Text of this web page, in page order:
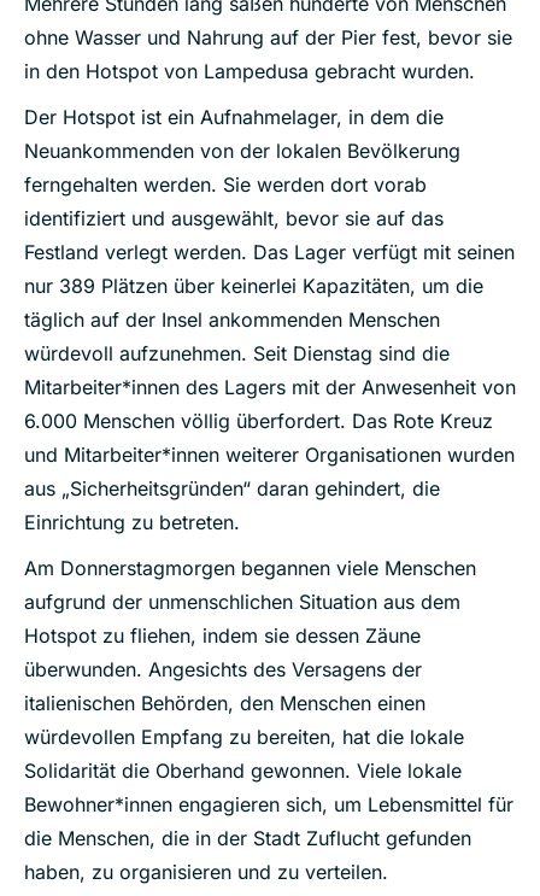
ohne Wasser und Nahrung auf der Pier fest, bevor sie
in den Hotspot von Lampedusa gebracht wurden.
Der Hotspot ist ein Aufnahmelager, in dem die
Neuankommenden von der lokalen Bevölkerung
ferngehalten werden. Sie werden dort vorab
identifiziert und ausgewählt, bevor sie auf das
Festland verlegt werden. Das Lager verfügt mit seinen
nur 389 Plätzen über keinerlei Kapazitäten, um die
täglich auf der Insel ankommenden Menschen
würdevoll aufzunehmen. Seit Dienstag sind die
Mitarbeiter*innen des Lagers mit der Anwesenheit von
6.000 Menschen völlig überfordert. Das Rote Kreuz
und Mitarbeiter*innen weiterer Organisationen wurden
aus „Sicherheitsgründen“ daran gehindert, die
Einrichtung zu betreten.
Am Donnerstagmorgen begannen viele Menschen
aufgrund der unmenschlichen Situation aus dem
Hotspot zu fliehen, indem sie dessen Zäune
überwunden. Angesichts des Versagens der
italienischen Behörden, den Menschen einen
würdevollen Empfang zu bereiten, hat die lokale
Solidarität die Oberhand gewonnen. Viele lokale
Bewohner*innen engagieren sich, um Lebensmittel für
die Menschen, die in der Stadt Zuflucht gefunden
haben, zu organisieren und zu verteilen.